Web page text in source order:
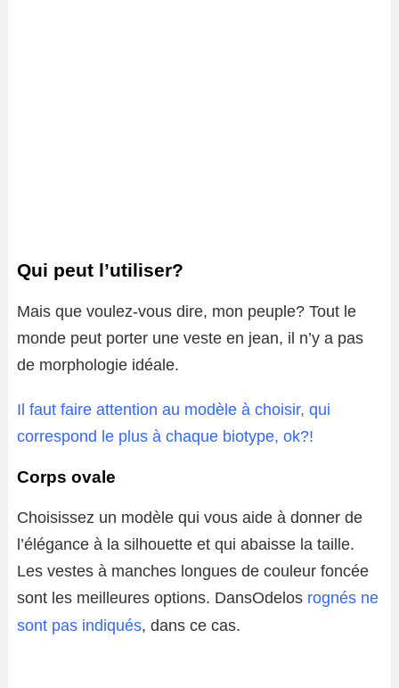
Qui peut l’utiliser?
Mais que voulez-vous dire, mon peuple? Tout le
monde peut porter une veste en jean, il n’y a pas
de morphologie idéale.
Il faut faire attention au modèle à choisir, qui
correspond le plus à chaque biotype, ok?!
Corps ovale
Choisissez un modèle qui vous aide à donner de
l’élégance à la silhouette et qui abaisse la taille.
Les vestes à manches longues de couleur foncée
sont les meilleures options. DansOdelos rognés ne
sont pas indiqués, dans ce cas.